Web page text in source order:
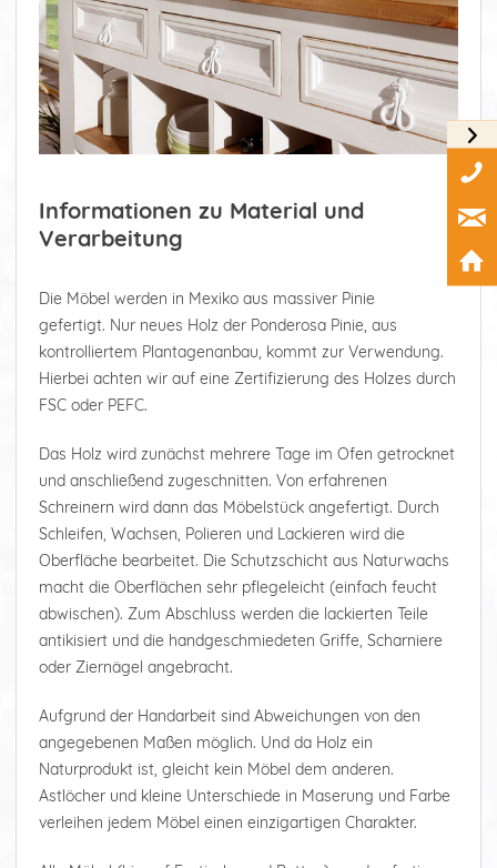
Informationen zu Material und
Verarbeitung
Die Möbel werden in Mexiko aus massiver Pinie
gefertigt. Nur neues Holz der Ponderosa Pinie, aus
kontrolliertem Plantagenanbau, kommt zur Verwendung.
Hierbei achten wir auf eine Zertifizierung des Holzes durch
FSC oder PEFC.
Das Holz wird zunächst mehrere Tage im Ofen getrocknet
und anschließend zugeschnitten. Von erfahrenen
Schreinern wird dann das Möbelstück angefertigt. Durch
Schleifen, Wachsen, Polieren und Lackieren wird die
Oberfläche bearbeitet. Die Schutzschicht aus Naturwachs
macht die Oberflächen sehr pflegeleicht (einfach feucht
abwischen). Zum Abschluss werden die lackierten Teile
antikisiert und die handgeschmiedeten Griffe, Scharniere
oder Ziernägel angebracht.
Aufgrund der Handarbeit sind Abweichungen von den
angegebenen Maßen möglich. Und da Holz ein
Naturprodukt ist, gleicht kein Möbel dem anderen.
Astlöcher und kleine Unterschiede in Maserung und Farbe
verleihen jedem Möbel einen einzigartigen Charakter.